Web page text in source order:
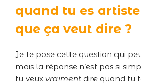
quand tu es artiste
que ça veut dire ?
Je te pose cette question qui
mais la réponse n’est pas si
tu veux vraiment dire quand tu